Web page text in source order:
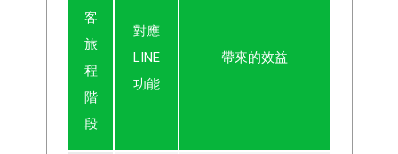
客
旅
程
階
段
對應
LINE
功能
帶來的效益